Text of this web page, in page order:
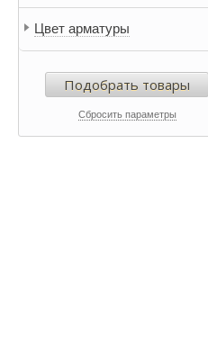
Цвет арматуры
Подобрать товары
Сбросить параметры